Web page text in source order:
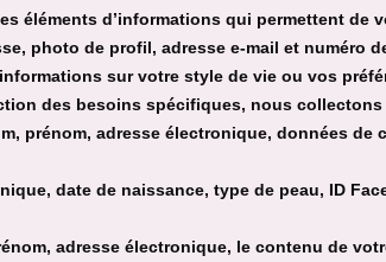
éléments d’informations qui permettent de
photo de profil, adresse e-mail et numéro
sur votre style de vie ou vos
des besoins spécifiques, nous
prénom, adresse électronique, données
date de naissance, type de peau, ID
adresse électronique, le contenu de